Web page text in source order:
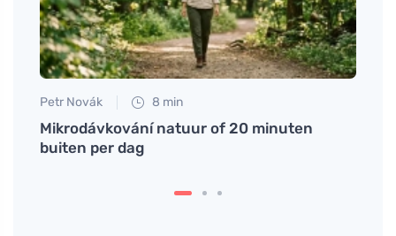
Petr Novák 8 min
Mikrodávkování natuur of 20 minuten
buiten per dag